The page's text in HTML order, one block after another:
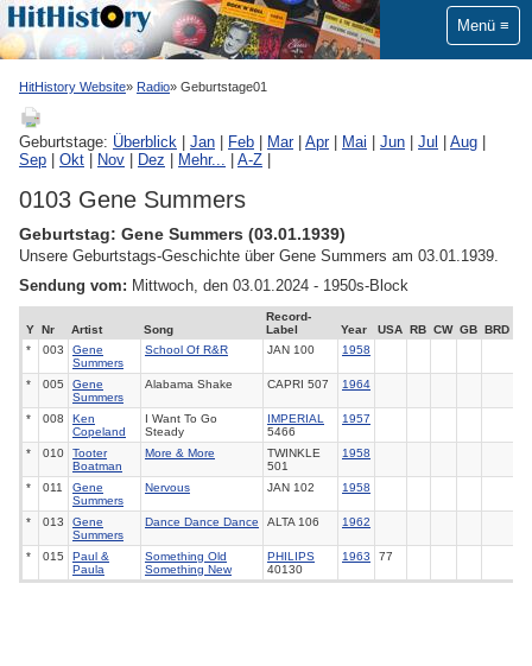
Menü
HitHistory Website Radio Geburtstage01
Geburtstage: Überblick Jan Feb Mar| Apr| Mai Jun Jul Aug
Sep
Okt Nov Dez Mehr... A-Z
0103 Gene Summers
Geburtstag: Gene Summers (03.01.1939)
Unsere Geburtstags-Geschichte über Gene Summers am 03.01.1939.
Sendung vom: Mittwoch, den 03.01.2024 - 1950s-Block
Y Nr Artist Song
Record-
Label
Year USA RB CW GB
BRD
*
003
Gene
Summers
School Of R&R JAN 100 1958
* 005
Gene
Summers
Alabama Shake CAPRI 507 1964
* 008
Ken
Copeland
I Want To Go
Steady
IMPERIAL
5466
1957
* 010
Tooter
Boatman
More & More
TWINKLE
501
1958
* 011
Gene
Summers
Nervous JAN 102 1958
* 013
Gene
Summers
Dance Dance Dance ALTA 106 1962
* 015
Paul &
Paula
Something Old
Something New
PHILIPS
40130
1963 77